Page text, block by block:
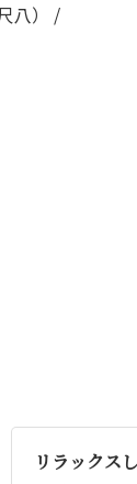
八） /
リラックス